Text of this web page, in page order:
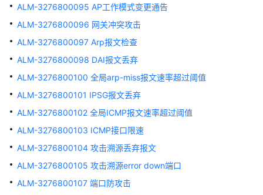
预
警
限
ALM-
设
备
的
存
利
ALM-3276800095 AP工作模式变更通告
ALM-3276800096 网关冲突攻击
ALM-3276800097 Arp报文检查
ALM-3276800098 DAI报文丢弃
ALM-3276800100 全局arp-miss报文速率超过阈值
ALM-3276800101 IPSG报文丢弃
ALM-3276800102 全局ICMP报文速率超过阈值
ALM-3276800103 ICMP接口限速
ALM-3276800104 攻击溯源丢弃报文
ALM-3276800105 攻击溯源error down端口
ALM-3276800107 端口防攻击